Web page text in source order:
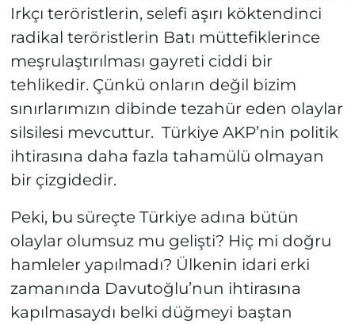
Irkçı teröristlerin, selefi aşırı köktendinci
radikal teröristlerin Batı müttefiklerince
meşrulaştırılması gayreti ciddi bir
tehlikedir. Çünkü onların değil bizim
sınırlarımızın dibinde tezahür eden olaylar
silsilesi mevcuttur. Türkiye AKP’nin politik
ihtirasına daha fazla tahamülü olmayan
bir çizgidedir.
Peki, bu süreçte Türkiye adına bütün
olaylar olumsuz mu gelişti? Hiç mi doğru
hamleler yapılmadı? Ülkenin idari erki
zamanında Davutoğlu’nun ihtirasına
kapılmasaydı belki düğmeyi baştan